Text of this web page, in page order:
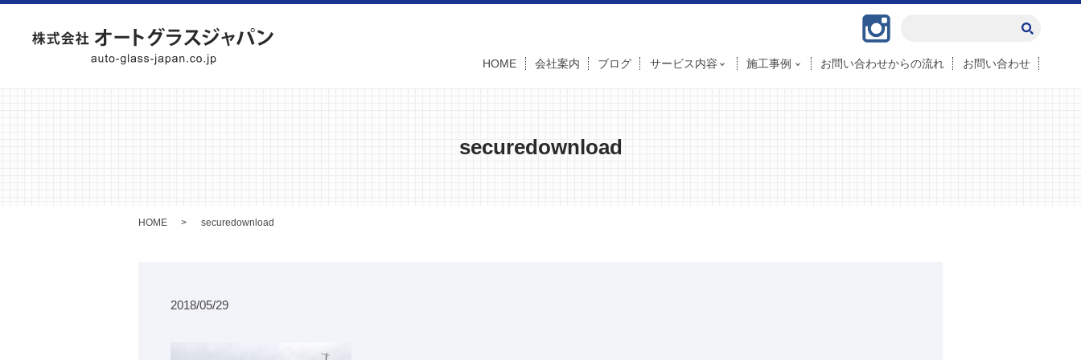
HOME 会社案内 ブログ サービス内容 施工事例 お問い合わせからの流れ お問い合わせ
securedownload
HOME securedownload
2018/05/29